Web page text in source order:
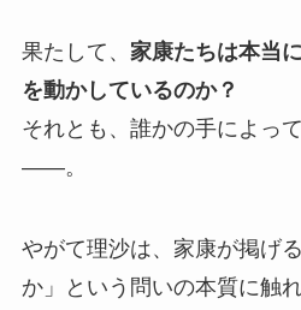
果たして、 家康たちは本当
を動かしているのか？
それとも、誰かの手によっ
――。
やがて理沙は、家康が掲げ
か」という問いの本質に触れ